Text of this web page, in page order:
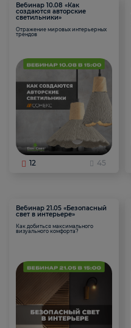
Вебинар 10.08 «Как
создаются авторские
светильники»
Отражение мировых интерьерных
трендов
12 45
Вебинар 21.05 «Безопасный
свет в интерьере»
Как добиться максимального
визуального комфорта?